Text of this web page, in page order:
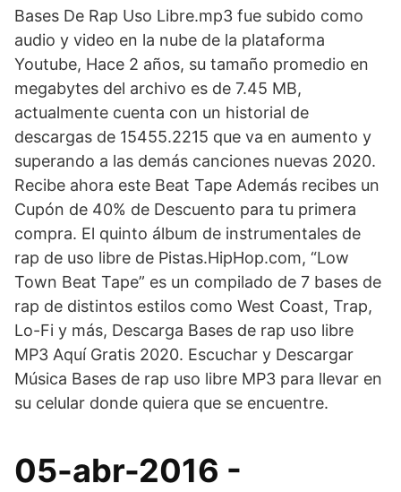
Bases De Rap Uso Libre.mp3 fue subido como
audio y video en la nube de la plataforma
Youtube, Hace 2 años, su tamaño promedio en
megabytes del archivo es de 7.45 MB,
actualmente cuenta con un historial de
descargas de 15455.2215 que va en aumento y
superando a las demás canciones nuevas 2020.
Recibe ahora este Beat Tape Además recibes un
Cupón de 40% de Descuento para tu primera
compra. El quinto álbum de instrumentales de
rap de uso libre de Pistas.HipHop.com, “Low
Town Beat Tape” es un compilado de 7 bases de
rap de distintos estilos como West Coast, Trap,
Lo-Fi y más, Descarga Bases de rap uso libre
MP3 Aquí Gratis 2020. Escuchar y Descargar
Música Bases de rap uso libre MP3 para llevar en
su celular donde quiera que se encuentre.
05-abr-2016 -